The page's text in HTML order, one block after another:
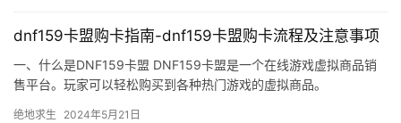
dnf159卡盟购卡指南-dnf159卡盟购卡流程及注意事项
一、什么是DNF159卡盟 DNF159卡盟是一个在线游戏虚拟商品销
售平台。玩家可以轻松购买到各种热门游戏的虚拟商品。
绝地求生 2024年5月21日